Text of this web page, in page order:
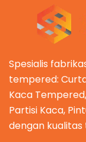
Spesialis
tempered:
Kaca
Partisi Kaca,
dengan